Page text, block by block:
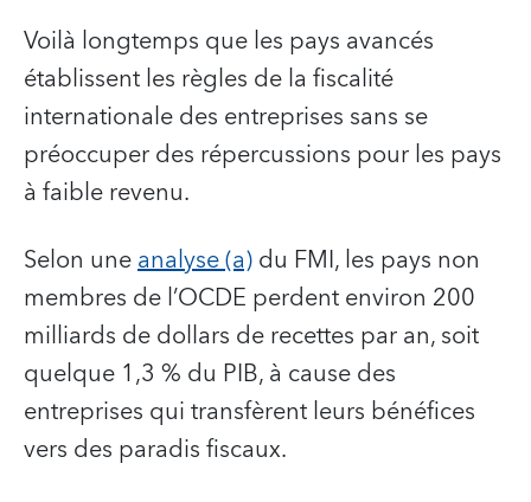
Voilà longtemps que les pays avancés
établissent les règles de la fiscalité
internationale des entreprises sans se
préoccuper des répercussions pour les pays
à faible revenu.
Selon uneanalyse (a)du FMI, les pays non
membres de l’OCDE perdent environ 200
milliards de dollars de recettes par an, soit
quelque 1,3 % du PIB, à cause des
entreprises qui transfèrent leurs bénéfices
vers des paradis fiscaux.